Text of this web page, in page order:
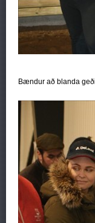
Bændur að blanda